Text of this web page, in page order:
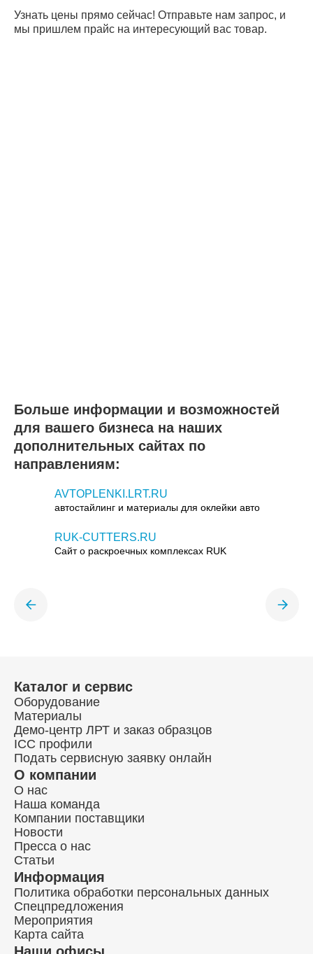
Узнать цены прямо сейчас! Отправьте нам запрос, и
мы пришлем прайс на интересующий вас товар.
Больше информации и возможностей
для вашего бизнеса на наших
дополнительных сайтах по
направлениям:
AVTOPLENKI.LRT.RU
автостайлинг и материалы для оклейки авто
RUK-CUTTERS.RU
Сайт о раскроечных комплексах RUK
Каталог и сервис
Оборудование
Материалы
Демо-центр ЛРТ и заказ образцов
ICC профили
Подать сервисную заявку онлайн
Информация
Политика обработки персональных данных
Спецпредложения
Мероприятия
Карта сайта
О компании
О нас
Наша команда
Компании поставщики
Новости
Пресса о нас
Статьи